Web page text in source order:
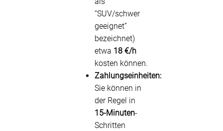
“SUV/schwer
geeignet”
bezeichnet)
etwa 18 €/h
kosten können.
Zahlungseinheiten:
Sie können in
der Regel in
15-Minuten-
Schritten